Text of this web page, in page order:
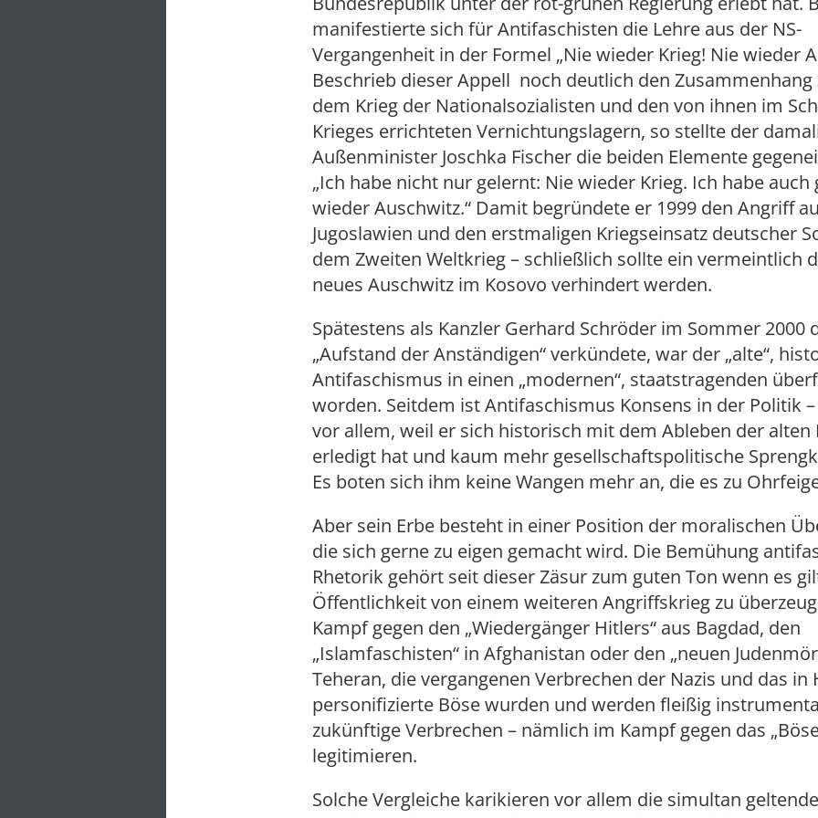
manifestierte sich für Antifaschisten die Lehre aus der NS-
Vergangenheit in der Formel „Nie wieder Krieg! Nie wieder
Beschrieb dieser Appell noch deutlich den Zusammenhang
dem Krieg der Nationalsozialisten und den von ihnen im
Krieges errichteten Vernichtungslagern, so stellte der
Außenminister Joschka Fischer die beiden Elemente
„Ich habe nicht nur gelernt: Nie wieder Krieg. Ich habe auch
wieder Auschwitz.“ Damit begründete er 1999 den Angriff
Jugoslawien und den erstmaligen Kriegseinsatz deutscher
dem Zweiten Weltkrieg – schließlich sollte ein vermeintlich
neues Auschwitz im Kosovo verhindert werden.
Spätestens als Kanzler Gerhard Schröder im Sommer 2000
„Aufstand der Anständigen“ verkündete, war der „alte“,
Antifaschismus in einen „modernen“, staatstragenden
worden. Seitdem ist Antifaschismus Konsens in der Politik
vor allem, weil er sich historisch mit dem Ableben der alten
erledigt hat und kaum mehr gesellschaftspolitische
Es boten sich ihm keine Wangen mehr an, die es zu
Aber sein Erbe besteht in einer Position der moralischen
die sich gerne zu eigen gemacht wird. Die Bemühung
Rhetorik gehört seit dieser Zäsur zum guten Ton wenn es
Öffentlichkeit von einem weiteren Angriffskrieg zu
Kampf gegen den „Wiedergänger Hitlers“ aus Bagdad, den
„Islamfaschisten“ in Afghanistan oder den „neuen
Teheran, die vergangenen Verbrechen der Nazis und das in
personifizierte Böse wurden und werden fleißig
zukünftige Verbrechen – nämlich im Kampf gegen das
legitimieren.
Solche Vergleiche karikieren vor allem die simultan